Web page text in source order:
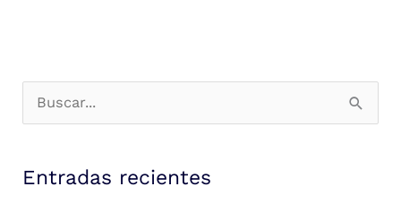
Entradas recientes